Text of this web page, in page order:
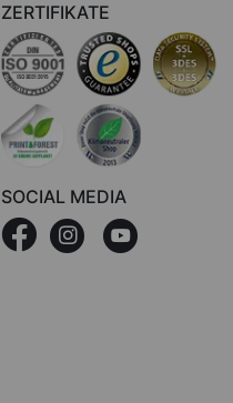
ZERTIFIKATE
SOCIAL MEDIA